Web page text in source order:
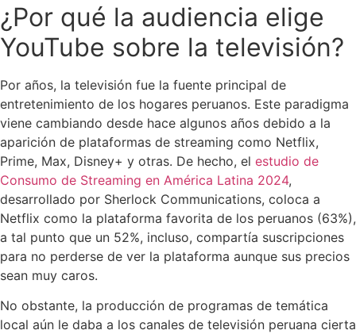
¿Por qué la audiencia elige
YouTube sobre la televisión?
Por años, la televisión fue la fuente principal de
entretenimiento de los hogares peruanos. Este paradigma
viene cambiando desde hace algunos años debido a la
aparición de plataformas de streaming como Netflix,
Prime, Max, Disney+ y otras. De hecho, el estudio de
Consumo de Streaming en América Latina 2024,
desarrollado por Sherlock Communications, coloca a
Netflix como la plataforma favorita de los peruanos (63%),
a tal punto que un 52%, incluso, compartía suscripciones
para no perderse de ver la plataforma aunque sus precios
sean muy caros.
No obstante, la producción de programas de temática
local aún le daba a los canales de televisión peruana cierta